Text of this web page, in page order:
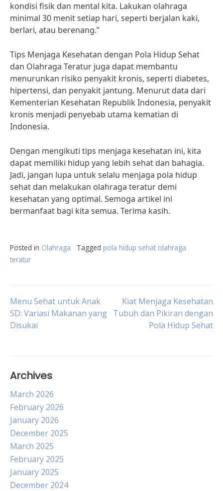
kondisi fisik dan mental kita. Lakukan olahraga
minimal 30 menit setiap hari, seperti berjalan kaki,
berlari, atau berenang.”
Tips Menjaga Kesehatan dengan Pola Hidup Sehat
dan Olahraga Teratur juga dapat membantu
menurunkan risiko penyakit kronis, seperti diabetes,
hipertensi, dan penyakit jantung. Menurut data dari
Kementerian Kesehatan Republik Indonesia, penyakit
kronis menjadi penyebab utama kematian di
Indonesia.
Dengan mengikuti tips menjaga kesehatan ini, kita
dapat memiliki hidup yang lebih sehat dan bahagia.
Jadi, jangan lupa untuk selalu menjaga pola hidup
sehat dan melakukan olahraga teratur demi
kesehatan yang optimal. Semoga artikel ini
bermanfaat bagi kita semua. Terima kasih.
Posted in Olahraga Tagged pola hidup sehat olahraga
teratur
Post
navigation
Menu Sehat untuk Anak
SD: Variasi Makanan yang
Disukai
Kiat Menjaga Kesehatan
Tubuh dan Pikiran dengan
Pola Hidup Sehat
Archives
March 2026
February 2026
January 2026
December 2025
March 2025
February 2025
January 2025
December 2024